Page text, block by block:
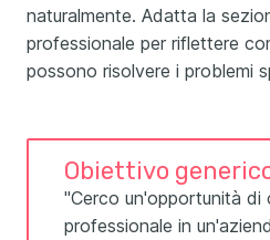
naturalmente. Adatta la
professionale per riflettere
possono risolvere i problemi
Obiettivo
"Cerco un'opportunità di
professionale in